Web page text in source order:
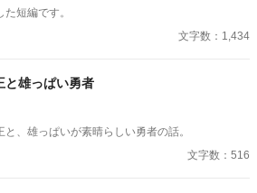
短編です。
文字数：1,434
と雄っぱい勇者
と、雄っぱいが素晴らしい勇者の話。
文字数：516